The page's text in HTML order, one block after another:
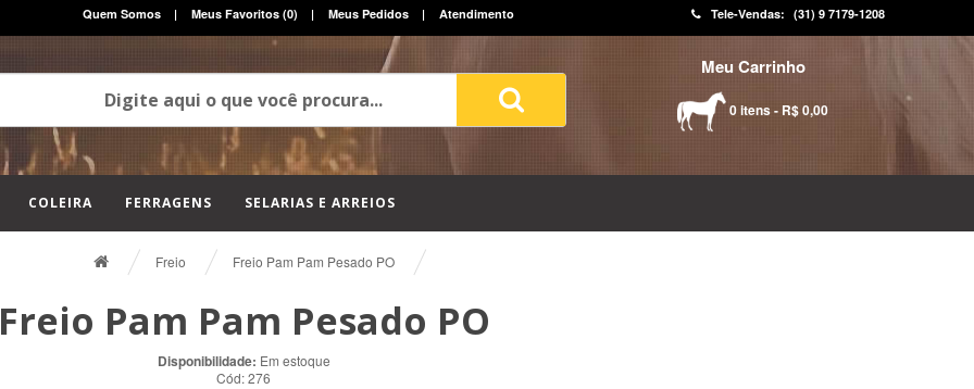
Quem Somos | Meus Favoritos (0) | Meus Pedidos | Atendimento Tele-Vendas: (31) 9 7179-1208
Meu Carrinho
0 itens - R$ 0,00
COLEIRA FERRAGENS SELARIAS E ARREIOS
Freio Freio Pam Pam Pesado PO
Pam Pam Pesado PO
Disponibilidade: Em estoque
Cód:276